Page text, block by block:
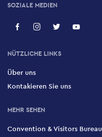
SOZIALE MEDIEN
NÜTZLICHE LINKS
Über uns
Kontakieren Sie uns
MEHR SEHEN
Convention & Visitors Bureau